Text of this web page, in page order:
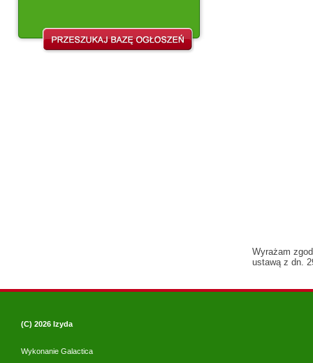
Wyrażam
ustawą z dn.
(C) 2026 Izyda
Wykonanie Galactica